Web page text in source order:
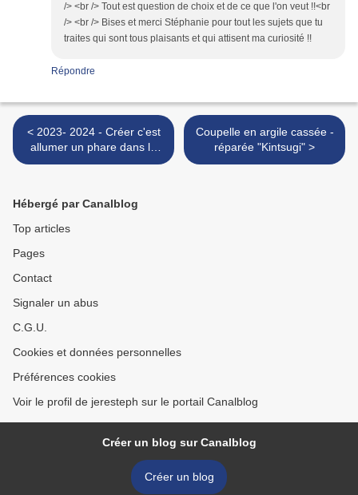
/> <br /> Tout est question de choix et de ce que l'on veut !!<br
/> <br /> Bises et merci Stéphanie pour tout les sujets que tu
traites qui sont tous plaisants et qui attisent ma curiosité !!
Répondre
< 2023- 2024 - Créer c'est
allumer un phare dans la
nuit
Coupelle en argile cassée -
réparée "Kintsugi" >
Hébergé par Canalblog
Top articles
Pages
Contact
Signaler un abus
C.G.U.
Cookies et données personnelles
Préférences cookies
Voir le profil de jeresteph sur le portail Canalblog
Créer un blog sur Canalblog
Créer un blog